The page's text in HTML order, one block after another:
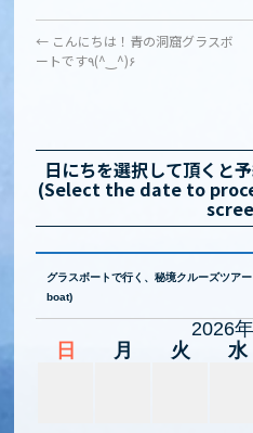
← こんにちは！青の洞窟グラスボ
ートです٩(^‿^)۶
日にちを選択して頂くと
(Select the date to
グラスボートで行く、秘境クルーズツ
boat)
2026
日
月 火 水